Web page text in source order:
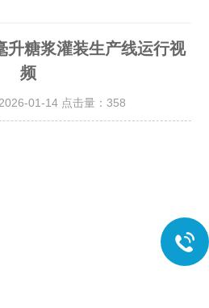
升糖浆灌装生产线运行视
频
01-14 点击量： 358